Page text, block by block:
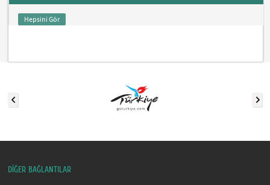
Hepsini Gör
DİĞER BAĞLANTILAR